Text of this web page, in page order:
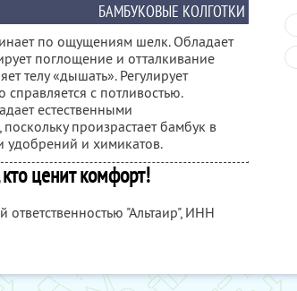
БАМБУКОВЫЕ КОЛГОТКИ
по ощущениям шелк. Обладает
поглощение и отталкивание
телу «дышать». Регулирует
с потливостью.
естественными
произрастает бамбук в
удобрений и химикатов.
ценит комфорт!
"Альтаир", ИНН